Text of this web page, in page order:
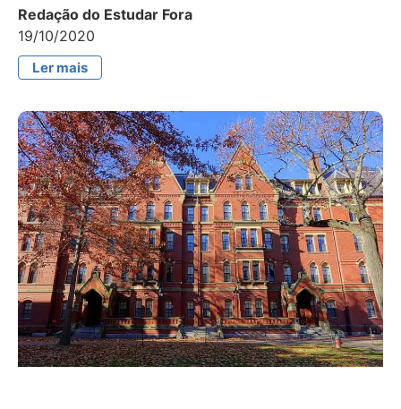
Redação do Estudar Fora
19/10/2020
Ler mais